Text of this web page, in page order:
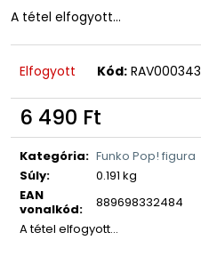
A tétel elfogyott…
Elfogyott Kód: RAV000343
6 490 Ft
Egységár:
Kategória: Funko Pop! figura
Súly:
0.191 kg
EAN
vonalkód:
889698332484
A tétel elfogyott…